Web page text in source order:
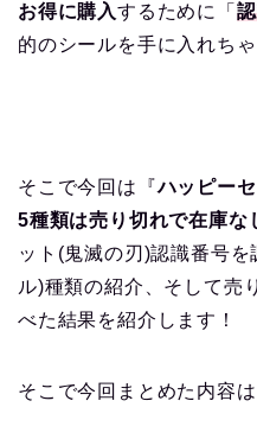
お得に購入するために「
的のシールを手に入れちゃ
そこで今回は『ハッピー
5種類は売り切れで在庫な
ット(鬼滅の刃)認識番号
ル)種類の紹介、そして売
べた結果を紹介します！
そこで今回まとめた内容